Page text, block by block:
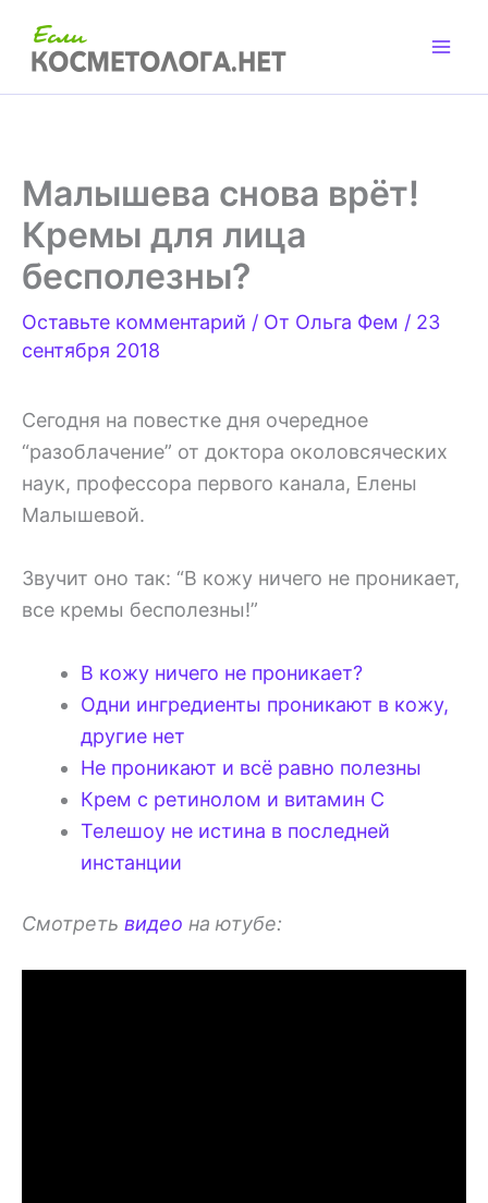
содержимому
Малышева снова врёт!
Кремы для лица
бесполезны?
Оставьте комментарий / От Ольга Фем / 23
сентября 2018
Сегодня на повестке дня очередное
“разоблачение” от доктора околовсяческих
наук, профессора первого канала, Елены
Малышевой.
Звучит оно так: “В кожу ничего не проникает,
все кремы бесполезны!”
В кожу ничего не проникает?
Одни ингредиенты проникают в кожу,
другие нет
Не проникают и всё равно полезны
Крем с ретинолом и витамин С
Телешоу не истина в последней
инстанции
Смотреть видео на ютубе: